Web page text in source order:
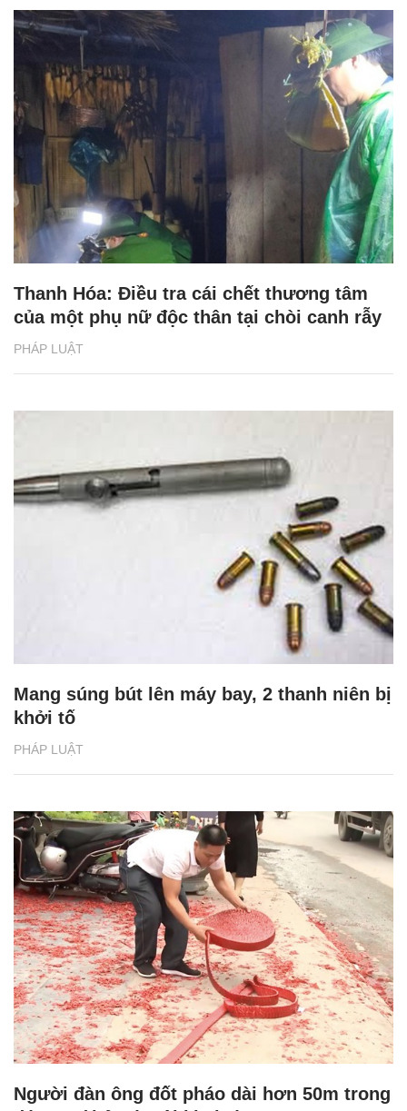
PHÁP LUẬT
Thanh Hóa: Điều tra cái chết thương tâm
của một phụ nữ độc thân tại chòi canh rẫy
PHÁP LUẬT
Mang súng bút lên máy bay, 2 thanh niên bị
khởi tố
Người đàn ông đốt pháo dài hơn 50m trong